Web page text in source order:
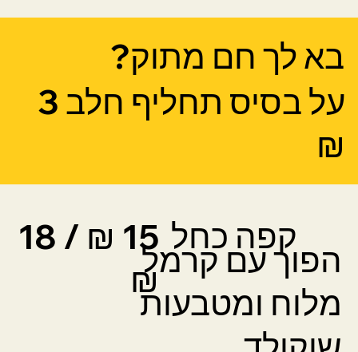
בא לך חם מתוק?
על בסיס תחליף חלב 3
₪
קפה כחל
15 ₪ / 18
₪
הפוך עם קרמל
מלוח ומטבעות